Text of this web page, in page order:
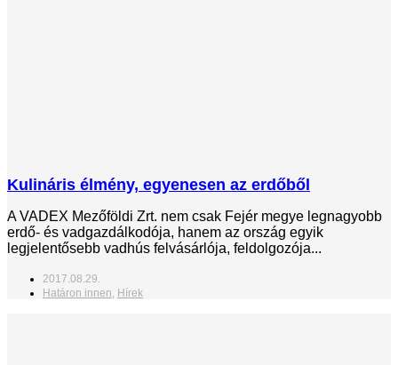
Kulináris élmény, egyenesen az erdőből
A VADEX Mezőföldi Zrt. nem csak Fejér megye legnagyobb
erdő- és vadgazdálkodója, hanem az ország egyik
legjelentősebb vadhús felvásárlója, feldolgozója...
2017.08.29.
Határon innen Hírek